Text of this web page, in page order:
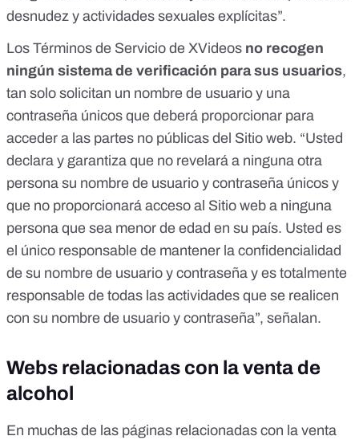
desnudez y actividades sexuales explícitas”.
Los Términos de Servicio de XVideos no recogen
ningún sistema de verificación para sus usuarios,
tan solo solicitan un nombre de usuario y una
contraseña únicos que deberá proporcionar para
acceder a las partes no públicas del Sitio web. “Usted
declara y garantiza que no revelará a ninguna otra
persona su nombre de usuario y contraseña únicos y
que no proporcionará acceso al Sitio web a ninguna
persona que sea menor de edad en su país. Usted es
el único responsable de mantener la confidencialidad
de su nombre de usuario y contraseña y es totalmente
responsable de todas las actividades que se realicen
con su nombre de usuario y contraseña”, señalan.
Webs relacionadas con la venta de
alcohol
En muchas de las páginas relacionadas con la venta